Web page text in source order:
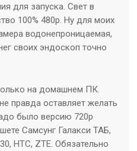
для запуска. Свет в
100% 480р. Ну для моих
водонепроницаемая,
своих эндоскоп точно
на домашнем ПК.
правда оставляет желать
было версию 720р
Самсунг Галакси ТАБ,
HTC, ZTE. Обязательно